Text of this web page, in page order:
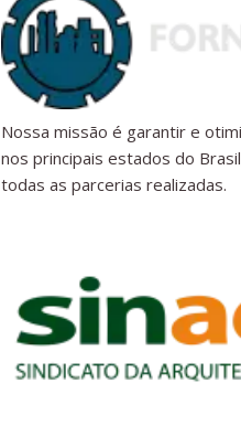
Nossa missão é garantir e
nos principais estados do
todas as parcerias realizadas.